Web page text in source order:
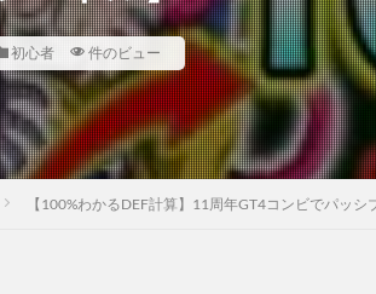
初心者 件のビュー
【100%わかるDEF計算】11周年GT4コンビでパッ